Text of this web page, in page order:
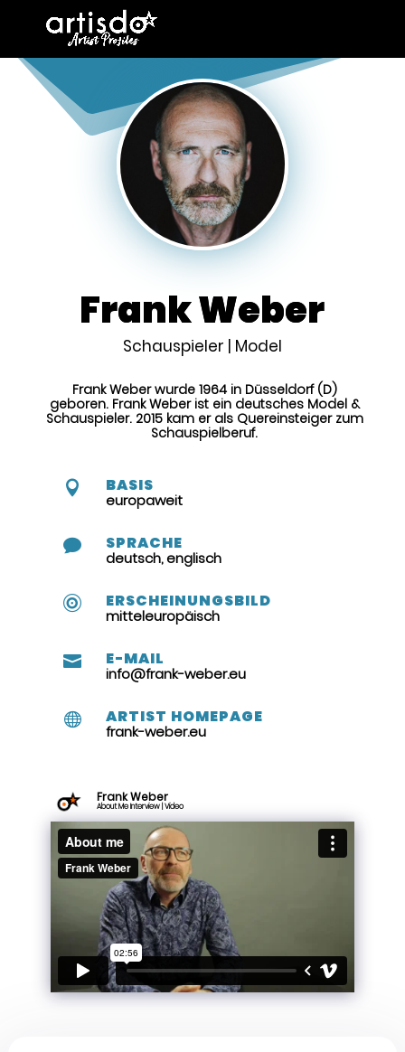
Frank Weber
Schauspieler | Model
Frank Weber wurde 1964 in Düsseldorf (D)
geboren. Frank Weber ist ein deutsches Model &
Schauspieler. 2015 kam er als Quereinsteiger zum
Schauspielberuf.
 BASIS
europaweit
 SPRACHE
deutsch, englisch
 ERSCHEINUNGSBILD
mitteleuropäisch
 E-MAIL
info@frank-weber.eu
 ARTIST HOMEPAGE
frank-weber.eu
Frank Weber
About Me Interview | Video